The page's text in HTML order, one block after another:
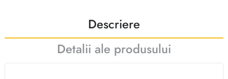
Descriere
Detalii ale produsului